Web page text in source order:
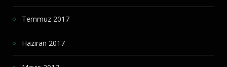
Temmuz 2017
Haziran 2017